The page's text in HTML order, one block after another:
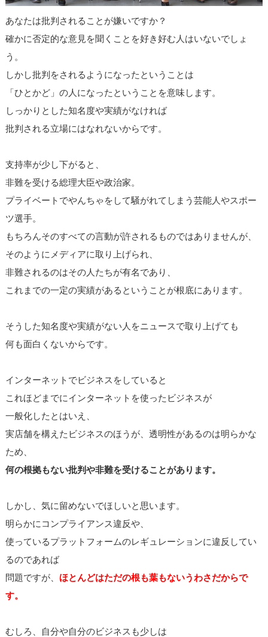
あなたは批判されることが嫌いですか？
確かに否定的な意見を聞くことを好き好む人はいないでしょ
う。
しかし批判をされるようになったということは
「ひとかど」の人になったということを意味します。
しっかりとした知名度や実績がなければ
批判される立場にはなれないからです。
支持率が少し下がると、
非難を受ける総理大臣や政治家。
プライベートでやんちゃをして騒がれてしまう芸能人やスポー
ツ選手。
もちろんそのすべての言動が許されるものではありませんが、
そのようにメディアに取り上げられ、
非難されるのはその人たちが有名であり、
これまでの一定の実績があるということが根底にあります。
そうした知名度や実績がない人をニュースで取り上げても
何も面白くないからです。
インターネットでビジネスをしていると
これほどまでにインターネットを使ったビジネスが
一般化したとはいえ、
実店舗を構えたビジネスのほうが、透明性があるのは明らかな
ため、
何の根拠もない批判や非難を受けることがあります。
しかし、気に留めないでほしいと思います。
明らかにコンプライアンス違反や、
使っているプラットフォームのレギュレーションに違反してい
るのであれば
問題ですが、 ほとんどはただの根も葉もないうわさだからで
す。
むしろ、自分や自分のビジネスも少しは